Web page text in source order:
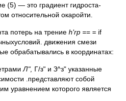
(5) — это градиент гидроста­
относительной окаройти.
потерь на трение h'rp == = if
движения смези
обрабатывались в координатах:
Л", Г/з" и З^з" указанные
.представляют собой
уравнением которого является